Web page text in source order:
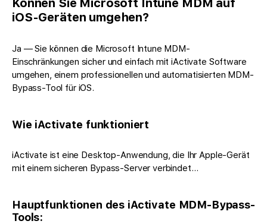
Können Sie Microsoft Intune MDM auf
iOS-Geräten umgehen?
Ja — Sie können die Microsoft Intune MDM-
Einschränkungen sicher und einfach mit iActivate Software
umgehen, einem professionellen und automatisierten MDM-
Bypass-Tool für iOS.
Wie iActivate funktioniert
iActivate ist eine Desktop-Anwendung, die Ihr Apple-Gerät
mit einem sicheren Bypass-Server verbindet…
Hauptfunktionen des iActivate MDM-Bypass-
Tools: